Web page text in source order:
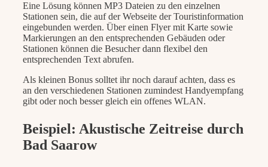
Eine Lösung können MP3 Dateien zu den einzelnen
Stationen sein, die auf der Webseite der Touristinformation
eingebunden werden. Über einen Flyer mit Karte sowie
Markierungen an den entsprechenden Gebäuden oder
Stationen können die Besucher dann flexibel den
entsprechenden Text abrufen.
Als kleinen Bonus solltet ihr noch darauf achten, dass es
an den verschiedenen Stationen zumindest Handyempfang
gibt oder noch besser gleich ein offenes WLAN.
Beispiel: Akustische Zeitreise durch
Bad Saarow